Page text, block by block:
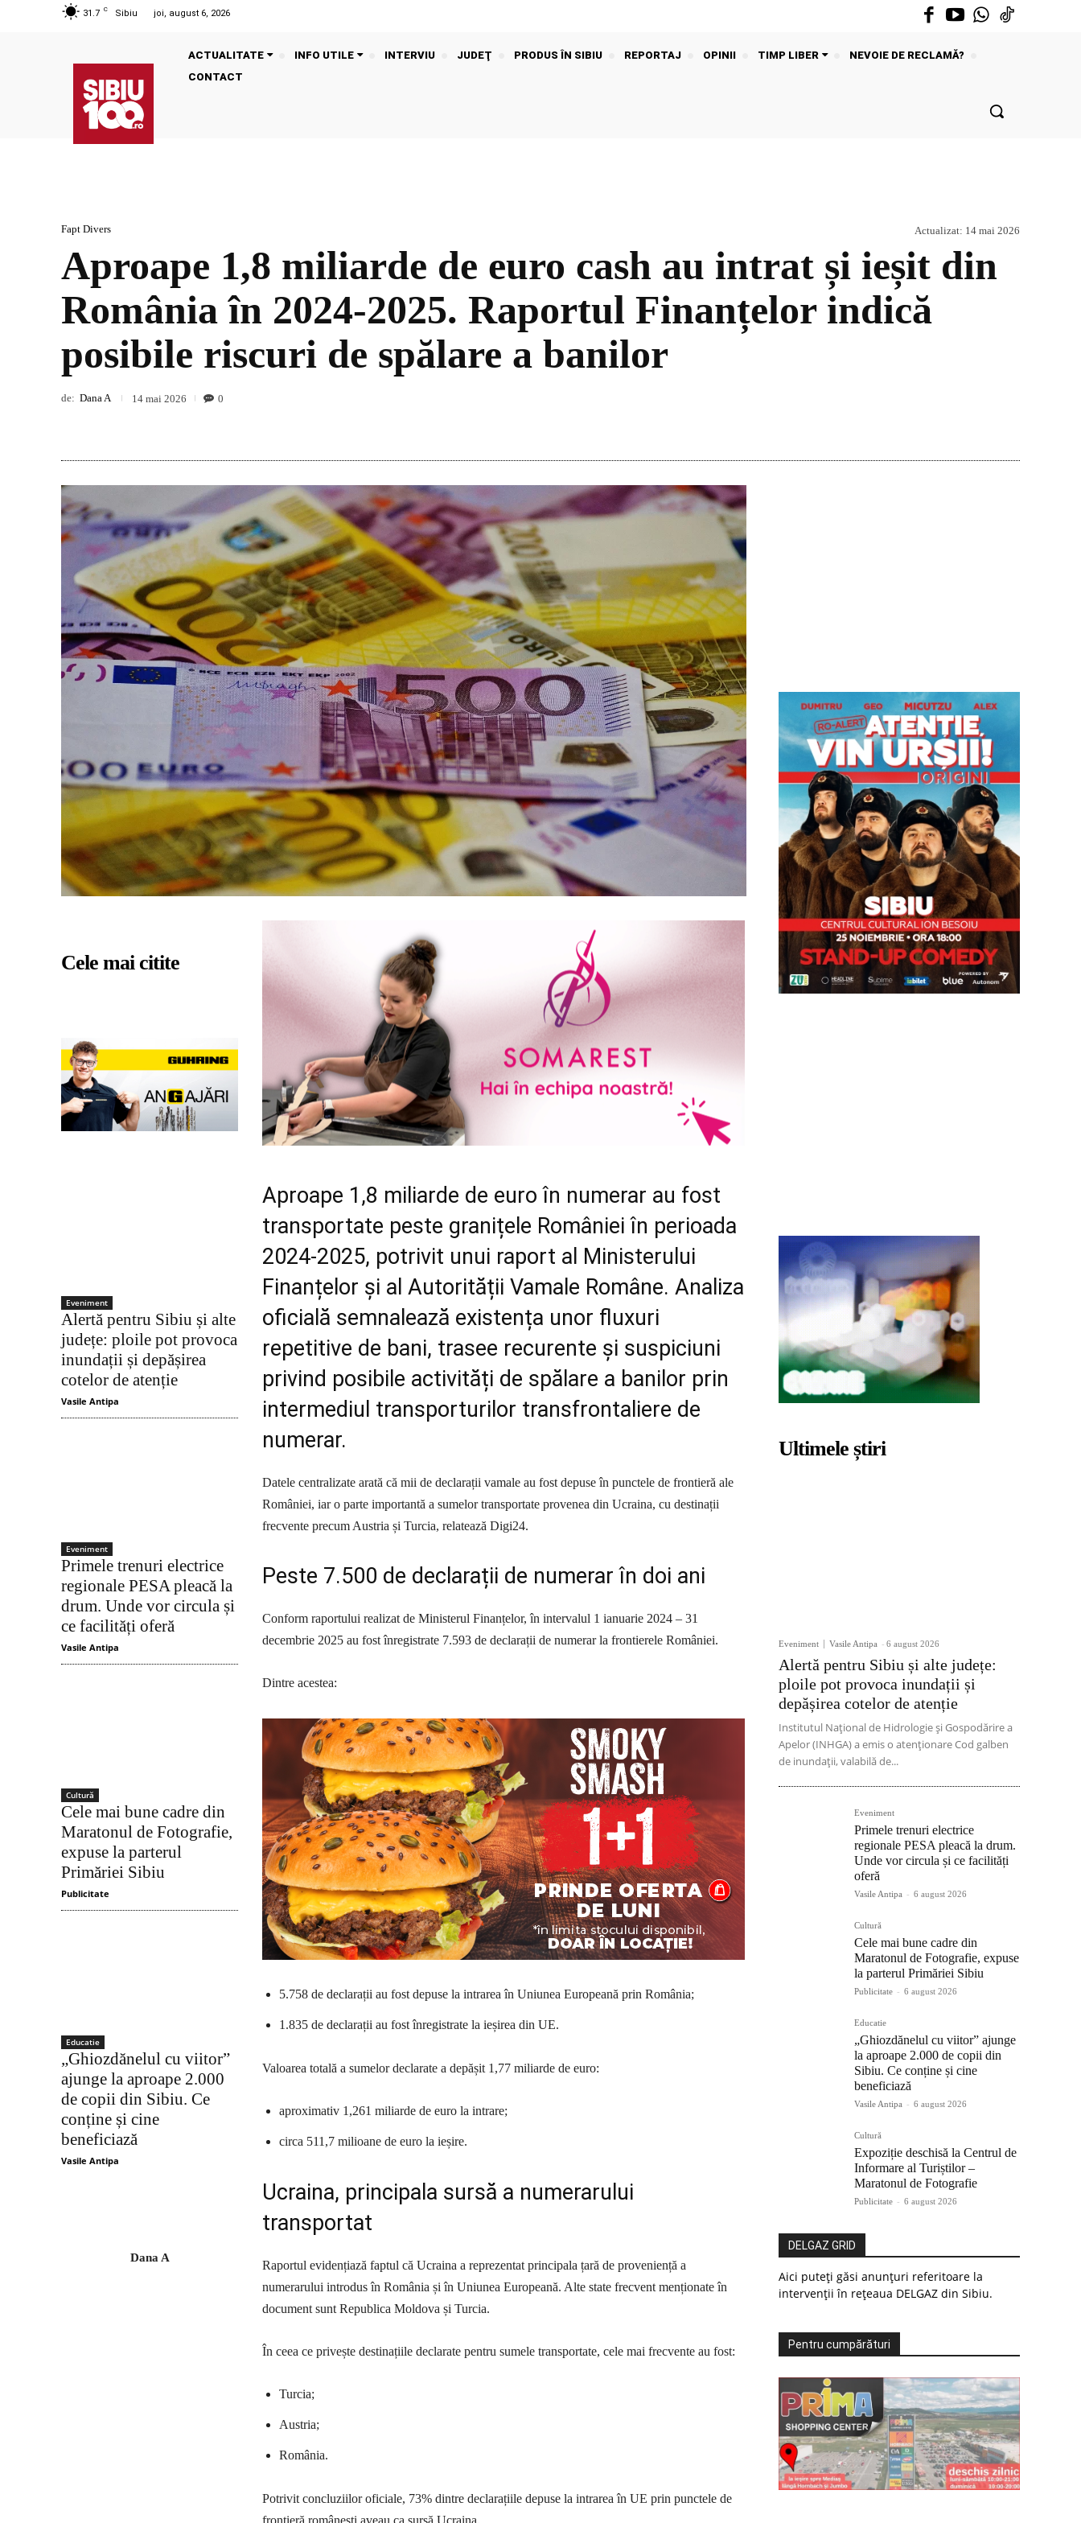
31.7 C Sibiu joi, august 6, 2026
ACTUALITATE INFO UTILE INTERVIU JUDEŢ PRODUS ÎN SIBIU REPORTAJ OPINII TIMP LIBER
NEVOIE DE RECLAMĂ?
CONTACT
Fapt Divers Actualizat: 14 mai 2026
Aproape 1,8 miliarde de euro cash au intrat și ieșit din
România în 2024-2025. Raportul Finanțelor indică
posibile riscuri de spălare a banilor
de: Dana A 14 mai 2026 0
Cele mai citite
Eveniment
Alertă pentru Sibiu și alte
județe: ploile pot provoca
inundații și depășirea
cotelor de atenție
Vasile Antipa
Eveniment
Primele trenuri electrice
regionale PESA pleacă la
drum. Unde vor circula și
ce facilități oferă
Vasile Antipa
Cultură
Cele mai bune cadre din
Maratonul de Fotografie,
expuse la parterul
Primăriei Sibiu
Publicitate
Educatie
„Ghiozdănelul cu viitor”
ajunge la aproape 2.000
de copii din Sibiu. Ce
conține și cine
beneficiază
Vasile Antipa
Dana A
Aproape 1,8 miliarde de euro în numerar au fost
transportate peste granițele României în perioada
2024-2025, potrivit unui raport al Ministerului
Finanțelor și al Autorității Vamale Române. Analiza
oficială semnalează existența unor fluxuri
repetitive de bani, trasee recurente și suspiciuni
privind posibile activități de spălare a banilor prin
intermediul transporturilor transfrontaliere de
numerar.
Datele centralizate arată că mii de declarații vamale au fost depuse în punctele de frontieră ale
României, iar o parte importantă a sumelor transportate provenea din Ucraina, cu destinații
frecvente precum Austria și Turcia, relatează Digi24.
Peste 7.500 de declarații de numerar în doi ani
Conform raportului realizat de Ministerul Finanțelor, în intervalul 1 ianuarie 2024 – 31
decembrie 2025 au fost înregistrate 7.593 de declarații de numerar la frontierele României.
Dintre acestea:
5.758 de declarații au fost depuse la intrarea în Uniunea Europeană prin România;
1.835 de declarații au fost înregistrate la ieșirea din UE.
Valoarea totală a sumelor declarate a depășit 1,77 miliarde de euro:
aproximativ 1,261 miliarde de euro la intrare;
circa 511,7 milioane de euro la ieșire.
Ucraina, principala sursă a numerarului
transportat
Raportul evidențiază faptul că Ucraina a reprezentat principala țară de proveniență a
numerarului introdus în România și în Uniunea Europeană. Alte state frecvent menționate în
document sunt Republica Moldova și Turcia.
În ceea ce privește destinațiile declarate pentru sumele transportate, cele mai frecvente au fost:
Turcia;
Austria;
România.
Potrivit concluziilor oficiale, 73% dintre declarațiile depuse la intrarea în UE prin punctele de
frontieră românești aveau ca sursă Ucraina.
Ultimele știri
Eveniment Vasile Antipa - 6 august 2026
Alertă pentru Sibiu și alte județe:
ploile pot provoca inundații și
depășirea cotelor de atenție
Institutul Național de Hidrologie și Gospodărire a
Apelor (INHGA) a emis o atenționare Cod galben
de inundații, valabilă de...
Eveniment
Primele trenuri electrice
regionale PESA pleacă la drum.
Unde vor circula și ce facilități
oferă
Vasile Antipa - 6 august 2026
Cultură
Cele mai bune cadre din
Maratonul de Fotografie, expuse
la parterul Primăriei Sibiu
Publicitate - 6 august 2026
Educatie
„Ghiozdănelul cu viitor” ajunge
la aproape 2.000 de copii din
Sibiu. Ce conține și cine
beneficiază
Vasile Antipa - 6 august 2026
Cultură
Expoziție deschisă la Centrul de
Informare al Turiștilor –
Maratonul de Fotografie
Publicitate - 6 august 2026
DELGAZ GRID
Aici puteți găsi anunțuri referitoare la
intervenții în rețeaua DELGAZ din Sibiu.
Pentru cumpărături